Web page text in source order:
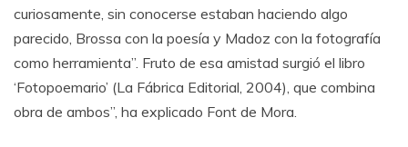
curiosamente, sin conocerse estaban haciendo algo
parecido, Brossa con la poesía y Madoz con la fotografía
como herramienta”. Fruto de esa amistad surgió el libro
‘Fotopoemario’ (La Fábrica Editorial, 2004), que combina
obra de ambos”, ha explicado Font de Mora.